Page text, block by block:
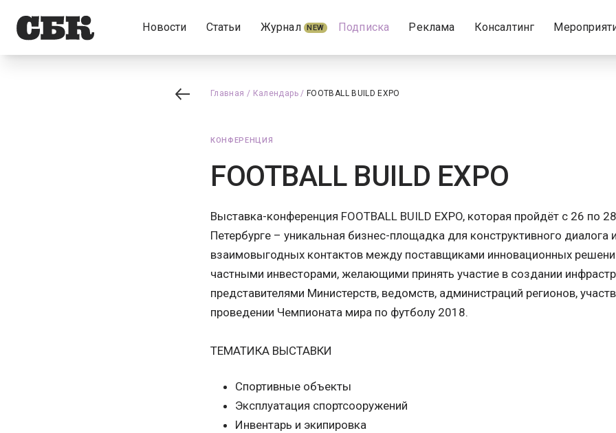
Новости Статьи Журнал NEW Подписка Реклама Консалтинг
Главная / Календарь/ FOOTBALL BUILD EXPO
КОНФЕРЕНЦИЯ
FOOTBALL BUILD EXPO
Выставка-конференция FOOTBALL BUILD EXPO, которая пройдёт с 26 по
Петербурге – уникальная бизнес-площадка для конструктивного диалога
взаимовыгодных контактов между поставщиками инновационных
частными инвесторами, желающими принять участие в создании
представителями Министерств, ведомств, администраций регионов,
проведении Чемпионата мира по футболу 2018.
ТЕМАТИКА ВЫСТАВКИ
Спортивные объекты
Эксплуатация спортсооружений
Инвентарь и экипировка